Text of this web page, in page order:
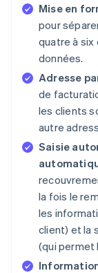
Mise en
pour
quatre à six
données.
Adresse
de
les clients
autre
Saisie
la fois le
les
client) et la
(qui permet